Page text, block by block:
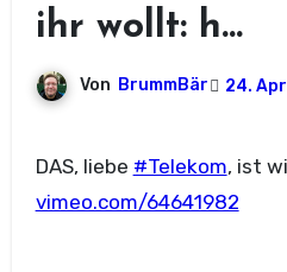
ihr wollt: h…
Von BrummBär 24.
DAS, liebe #Telekom, ist
vimeo.com/64641982